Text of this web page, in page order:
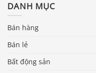
DANH MỤC
Bán hàng
Bán lẻ
Bất động sản